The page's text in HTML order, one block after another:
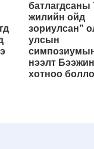
батлагдсаны
жилийн ойд
зориулсан”
улсын
нээлт Бээжин
хотноо